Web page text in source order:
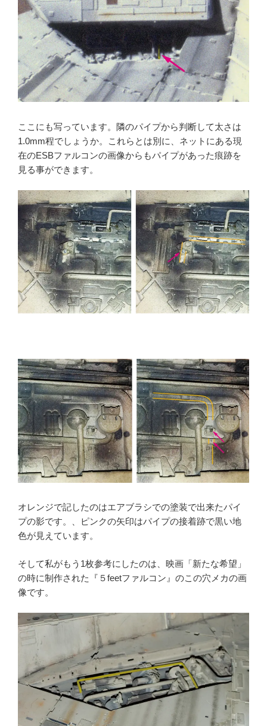
ここにも写っています。隣のパイプから判断して太さは
1.0mm程でしょうか。これらとは別に、ネットにある現
在のESBファルコンの画像からもパイプがあった痕跡を
見る事ができます。
オレンジで記したのはエアブラシでの塗装で出来たパイ
プの影です。、ピンクの矢印はパイプの接着跡で黒い地
色が見えています。
そして私がもう1枚参考にしたのは、映画「新たな希望」
の時に制作された『５feetファルコン』のこの穴メカの画
像です。